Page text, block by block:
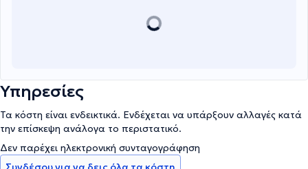
Υπηρεσίες
Τα κόστη είναι ενδεικτικά. Ενδέχεται να υπάρξουν αλλαγές κατά
την επίσκεψη ανάλογα το περιστατικό.
Δεν παρέχει ηλεκτρονική συνταγογράφηση